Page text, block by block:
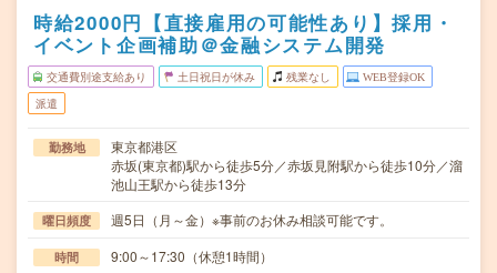
時給2000円【直接雇用の可能性あり】採用・
イベント企画補助＠金融システム開発
交通費別途支給あり 土日祝日が休み 残業なし WEB登録OK
派遣
勤務地
東京都港区
赤坂(東京都)駅から徒歩5分／赤坂見附駅から徒歩10分／溜
池山王駅から徒歩13分
曜日頻度 週5日（月～金）※事前のお休み相談可能です。
時間 9:00～17:30（休憩1時間）